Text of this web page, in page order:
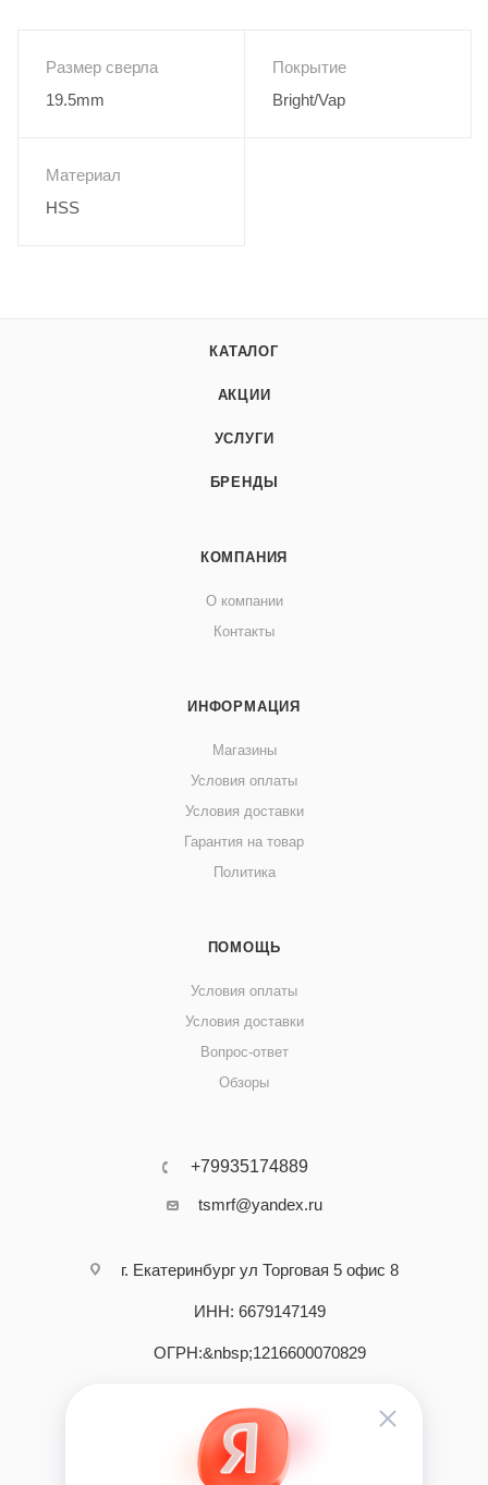
Размер сверла
19.5mm
Покрытие
Bright/Vap
Материал
HSS
КАТАЛОГ
АКЦИИ
УСЛУГИ
БРЕНДЫ
КОМПАНИЯ
О компании
Контакты
ИНФОРМАЦИЯ
Магазины
Условия оплаты
Условия доставки
Гарантия на товар
Политика
ПОМОЩЬ
Условия оплаты
Условия доставки
Вопрос-ответ
Обзоры
+79935174889
tsmrf@yandex.ru
г. Екатеринбург ул Торговая 5 офис 8
ИНН: 6679147149
ОГРН:&nbsp;1216600070829